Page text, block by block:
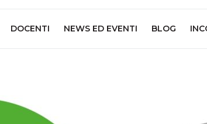
DOCENTI NEWS ED EVENTI BLOG